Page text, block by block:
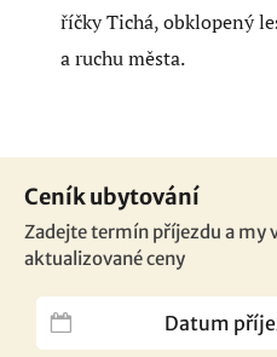
říčky Tichá, obklopený
a ruchu města.
Ceník ubytování
Zadejte termín příjezdu a my
aktualizované ceny